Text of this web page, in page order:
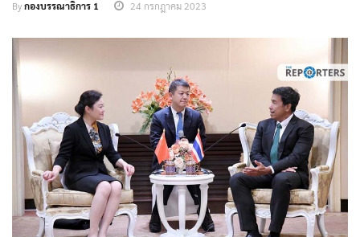
Byกองบรรณาธิการ 1 24 กรกฎาคม 2023